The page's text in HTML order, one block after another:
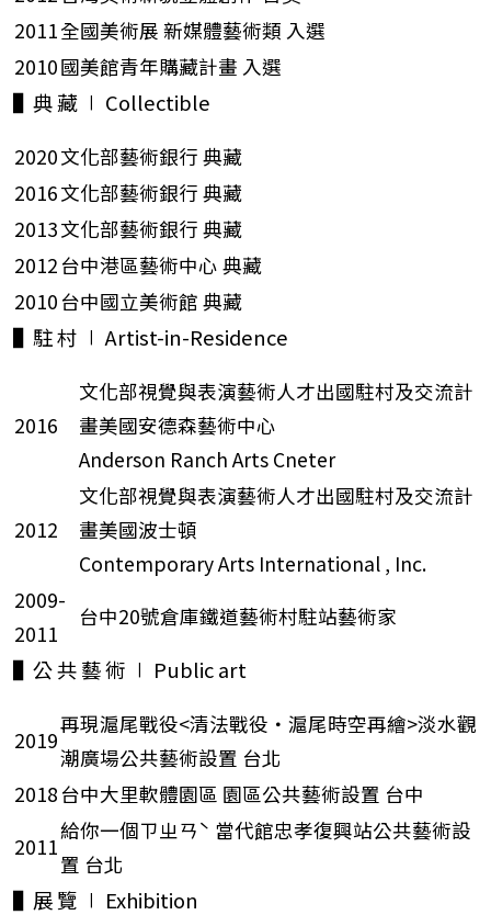
2011全國美術展 新媒體藝術類 入選
2010國美館青年購藏計畫 入選
▌典 藏 ∣ Collectible
2020文化部藝術銀行 典藏
2016文化部藝術銀行 典藏
2013文化部藝術銀行 典藏
2012 台中港區藝術中心 典藏
2010 台中國立美術館 典藏
▌駐 村 ∣ Artist-in-Residence
2016
文化部視覺與表演藝術人才出國駐村及交流計
畫美國安德森藝術中心
Anderson Ranch Arts Cneter
2012
文化部視覺與表演藝術人才出國駐村及交流計
畫美國波士頓
Contemporary Arts International , Inc.
2009-
2011
台中20號倉庫鐵道藝術村駐站藝術家
▌公 共 藝 術 ∣ Public art
2019
再現滬尾戰役<清法戰役‧滬尾時空再繪>淡水觀
潮廣場公共藝術設置 台北
2018 台中大里軟體園區 園區公共藝術設置 台中
2011
給你一個ㄗㄓㄢˋ 當代館忠孝復興站公共藝術設
置 台北
▌展 覽 ∣ Exhibition